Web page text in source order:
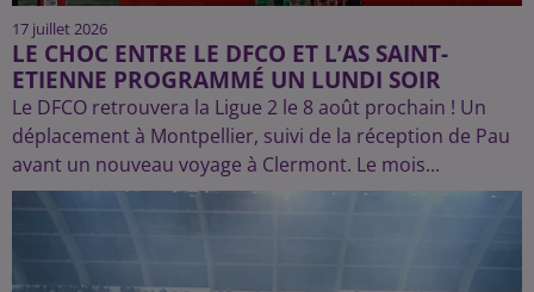
17 juillet 2026
LE CHOC ENTRE LE DFCO ET L’AS SAINT-
ETIENNE PROGRAMMÉ UN LUNDI SOIR
Le DFCO retrouvera la Ligue 2 le 8 août prochain ! Un
déplacement à Montpellier, suivi de la réception de Pau
avant un nouveau voyage à Clermont. Le mois...